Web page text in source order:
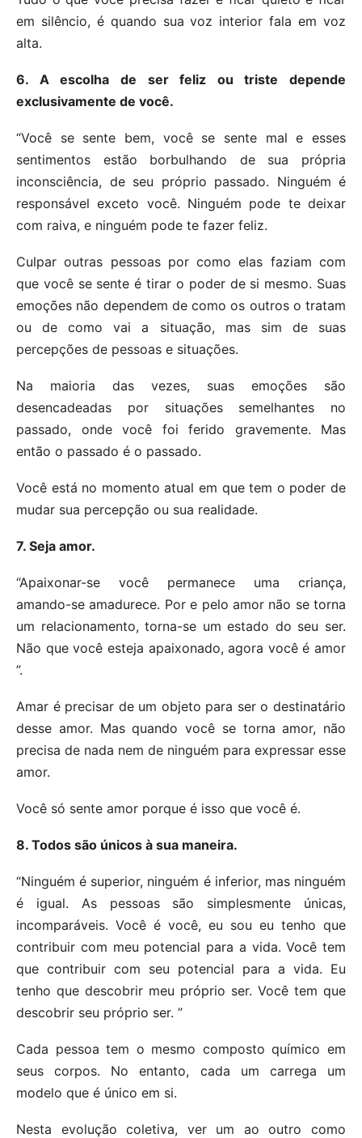
em silêncio, é quando sua voz interior fala em voz
alta.
6. A escolha de ser feliz ou triste depende
exclusivamente de você.
“Você se sente bem, você se sente mal e esses
sentimentos estão borbulhando de sua própria
inconsciência, de seu próprio passado. Ninguém é
responsável exceto você. Ninguém pode te deixar
com raiva, e ninguém pode te fazer feliz.
Culpar outras pessoas por como elas faziam com
que você se sente é tirar o poder de si mesmo. Suas
emoções não dependem de como os outros o tratam
ou de como vai a situação, mas sim de suas
percepções de pessoas e situações.
Na maioria das vezes, suas emoções são
desencadeadas por situações semelhantes no
passado, onde você foi ferido gravemente. Mas
então o passado é o passado.
Você está no momento atual em que tem o poder de
mudar sua percepção ou sua realidade.
7. Seja amor.
“Apaixonar-se você permanece uma criança,
amando-se amadurece. Por e pelo amor não se torna
um relacionamento, torna-se um estado do seu ser.
Não que você esteja apaixonado, agora você é amor
”.
Amar é precisar de um objeto para ser o destinatário
desse amor. Mas quando você se torna amor, não
precisa de nada nem de ninguém para expressar esse
amor.
Você só sente amor porque é isso que você é.
8. Todos são únicos à sua maneira.
“Ninguém é superior, ninguém é inferior, mas ninguém
é igual. As pessoas são simplesmente únicas,
incomparáveis. Você é você, eu sou eu tenho que
contribuir com meu potencial para a vida. Você tem
que contribuir com seu potencial para a vida. Eu
tenho que descobrir meu próprio ser. Você tem que
descobrir seu próprio ser. ”
Cada pessoa tem o mesmo composto químico em
seus corpos. No entanto, cada um carrega um
modelo que é único em si.
Nesta evolução coletiva, ver um ao outro como